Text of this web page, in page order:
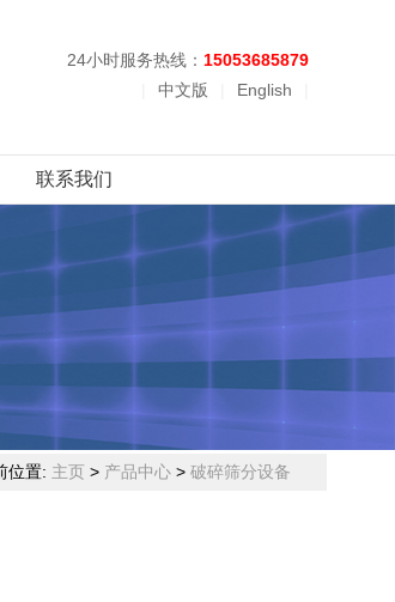
24小时服务热线： 15053685879
中文版 English
联系我们
位置: 主页 > 产品中心 > 破碎筛分设备